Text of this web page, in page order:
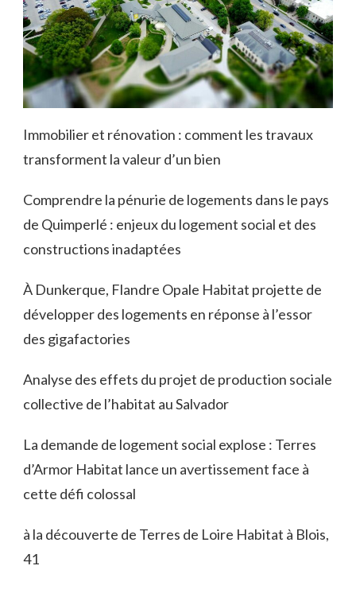
Immobilier et rénovation : comment les travaux
transforment la valeur d’un bien
Comprendre la pénurie de logements dans le pays
de Quimperlé : enjeux du logement social et des
constructions inadaptées
À Dunkerque, Flandre Opale Habitat projette de
développer des logements en réponse à l’essor
des gigafactories
Analyse des effets du projet de production sociale
collective de l’habitat au Salvador
La demande de logement social explose : Terres
d’Armor Habitat lance un avertissement face à
cette défi colossal
à la découverte de Terres de Loire Habitat à Blois,
41